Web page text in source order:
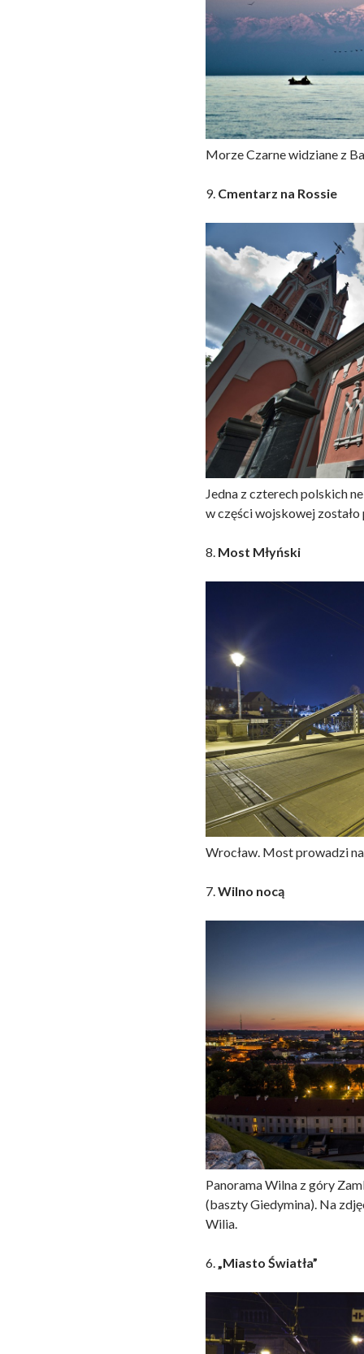
Morze Czarne widziane z
9. Cmentarz na Rossie
Jedna z czterech polskich
w części wojskowej zostało
8. Most Młyński
Wrocław. Most prowadzi
7.Wilno nocą
Panorama Wilna z góry
(baszty Giedymina). Na
Wilia.
6.„Miasto Światła”